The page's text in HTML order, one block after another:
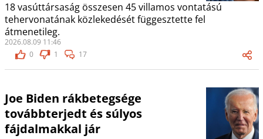
18 vasúttársaság összesen 45 villamos vontatású
tehervonatának közlekedését függesztette fel
átmenetileg.
2026.08.09 11:46
0
1 17
Joe Biden rákbetegsége
továbbterjedt és súlyos
fájdalmakkal jár